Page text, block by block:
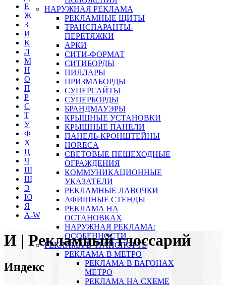
НАРУЖНАЯ РЕКЛАМА
РЕКЛАМНЫЕ ЩИТЫ
ТРАНСПАРАНТЫ-
ПЕРЕТЯЖКИ
АРКИ
СИТИ-ФОРМАТ
СИТИБОРДЫ
ПИЛЛАРЫ
ПРИЗМАБОРДЫ
СУПЕРСАЙТЫ
СУПЕРБОРДЫ
БРАНДМАУЭРЫ
КРЫШНЫЕ УСТАНОВКИ
КРЫШНЫЕ ПАНЕЛИ
ПАНЕЛЬ-КРОНШТЕЙНЫ
HORECA
СВЕТОВЫЕ ПЕШЕХОДНЫЕ
ОГРАЖДЕНИЯ
КОММУНИКАЦИОННЫЕ
УКАЗАТЕЛИ
РЕКЛАМНЫЕ ЛАВОЧКИ
АФИШНЫЕ СТЕНДЫ
РЕКЛАМА НА
ОСТАНОВКАХ
НАРУЖНАЯ РЕКЛАМА:
ОСОБЕННОСТИ
РЕКЛАМА В ТРАНСПОРТЕ
РЕКЛАМА В МЕТРО
РЕКЛАМА В ВАГОНАХ
МЕТРО
РЕКЛАМА НА СХЕМЕ
Е
Ж
З
И
К
Л
М
Н
О
П
Р
С
Т
У
Ф
Х
Ц
Ч
Ш
Щ
Э
Ю
Я
A-W
И | Рекламный глоссарий
Индекс